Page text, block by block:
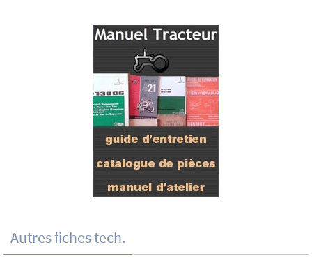
Autres fiches tech.